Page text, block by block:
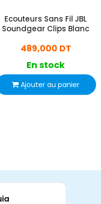
Ecouteurs Sans Fil JBL
Soundgear Clips Blanc
489,000 DT
En stock
Ajouter au panier